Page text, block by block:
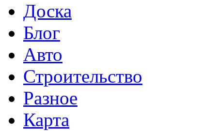
Доска
Блог
Авто
Строительство
Разное
Карта